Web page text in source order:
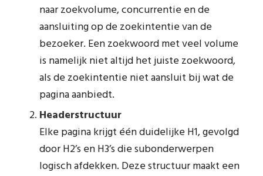
naar zoekvolume, concurrentie en de
aansluiting op de zoekintentie van de
bezoeker. Een zoekwoord met veel volume
is namelijk niet altijd het juiste zoekwoord,
als de zoekintentie niet aansluit bij wat de
pagina aanbiedt.
Headerstructuur
Elke pagina krijgt één duidelijke H1, gevolgd
door H2’s en H3’s die subonderwerpen
logisch afdekken. Deze structuur maakt een